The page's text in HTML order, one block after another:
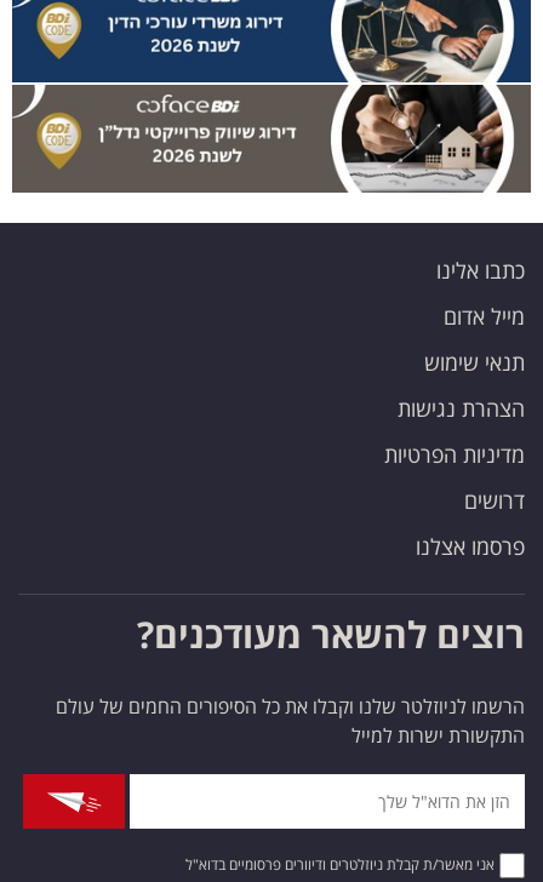
כתבו אלינו
מייל אדום
תנאי שימוש
הצהרת נגישות
מדיניות הפרטיות
דרושים
פרסמו אצלנו
רוצים להשאר מעודכנים?
הרשמו לניוזלטר שלנו וקבלו את כל הסיפורים החמים של עולם
התקשורת ישרות למייל
אני מאשר/ת קבלת ניוזלטרים ודיוורים פרסומיים בדוא"ל